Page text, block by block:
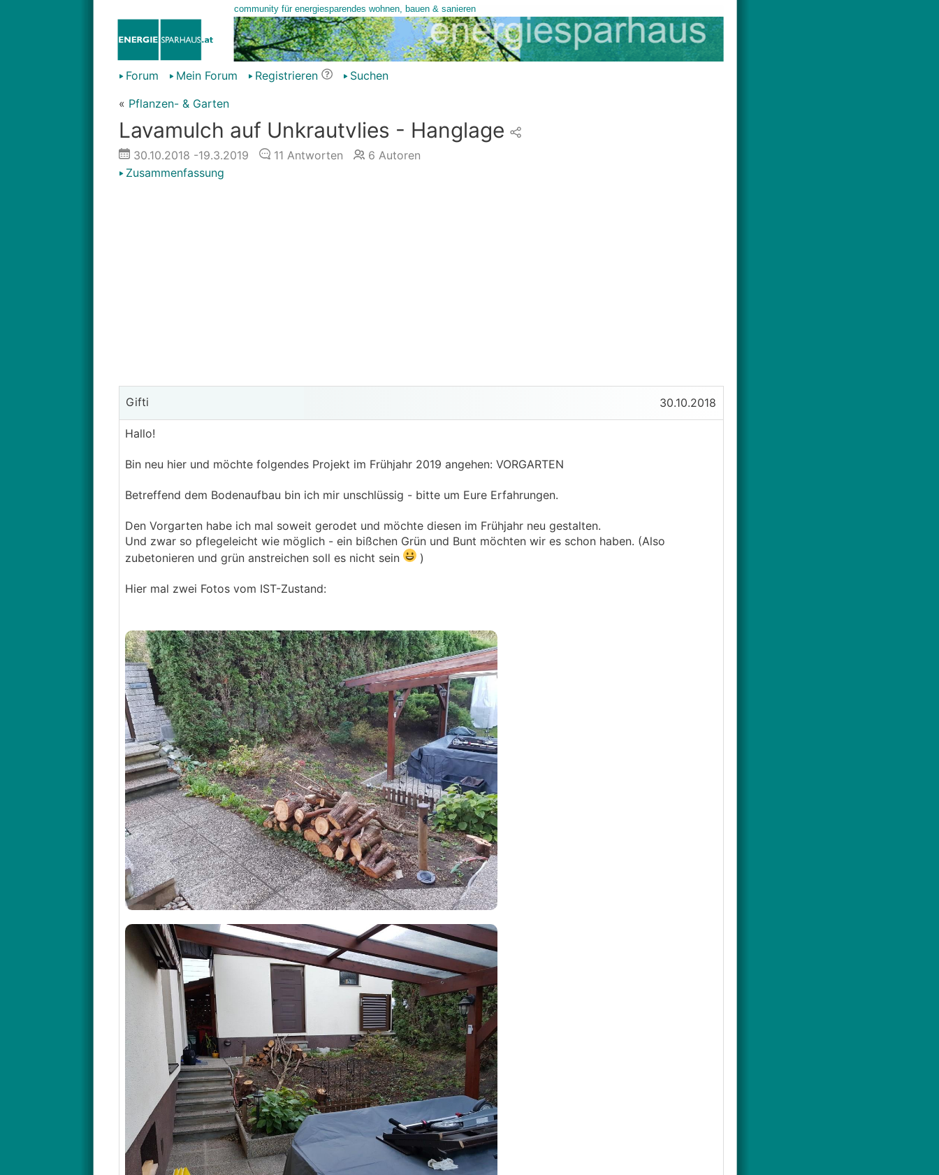
Forum Mein Forum Registrieren
Suchen
« Pflanzen- & Garten
Lavamulch auf Unkrautvlies - Hanglage
30.10.2018 -19.3.2019 11 Antworten 6 Autoren
Zusammenfassung
Gifti 30.10.2018
Hallo!
Bin neu hier und möchte folgendes Projekt im Frühjahr 2019 angehen: VORGARTEN
Betreffend dem Bodenaufbau bin ich mir unschlüssig - bitte um Eure Erfahrungen.
Den Vorgarten habe ich mal soweit gerodet und möchte diesen im Frühjahr neu gestalten.
Und zwar so pflegeleicht wie möglich - ein bißchen Grün und Bunt möchten wir es schon haben. (Also
zubetonieren und grün anstreichen soll es nicht sein
)
Hier mal zwei Fotos vom IST-Zustand: